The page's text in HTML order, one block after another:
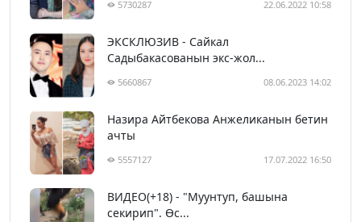
5730287 22.06.2022 10:58
ЭКСКЛЮЗИВ - Сайкал
Садыбакасованын экс-жол...
5660867 08.06.2023 14:02
Назира Айтбекова Анжеликанын бетин
ачты
5557127 17.07.2022 16:50
ВИДЕО(+18) - "Муунтуп, башына
секирип". Өс...